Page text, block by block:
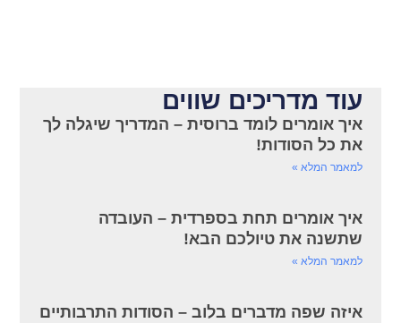
עוד מדריכים שווים
איך אומרים לומד ברוסית – המדריך שיגלה לך
את כל הסודות!
למאמר המלא »
איך אומרים תחת בספרדית – העובדה
שתשנה את טיולכם הבא!
למאמר המלא »
איזה שפה מדברים בלוב – הסודות התרבותיים